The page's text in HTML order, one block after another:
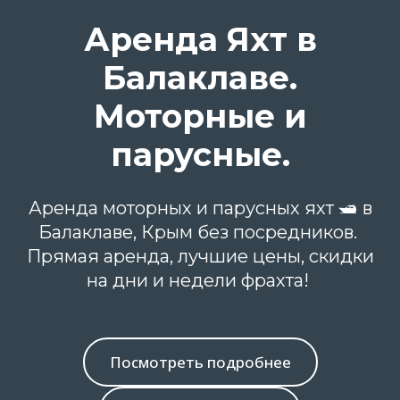
Аренда Яхт в
Балаклаве.
Моторные и
парусные.
Аренда моторных и парусных яхт 🛥 в
Балаклаве, Крым без посредников.
Прямая аренда, лучшие цены, скидки
на дни и недели фрахта!
Посмотреть подробнее